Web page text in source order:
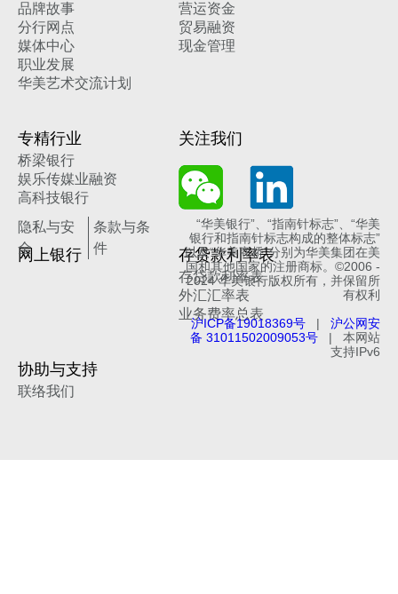
品牌故事
分行网点
媒体中心
职业发展
华美艺术交流计划
营运资金
贸易融资
现金管理
专精行业
桥梁银行
娱乐传媒业融资
高科技银行
网上银行 存贷款利率表
存贷款利率表
外汇汇率表
业务费率总表
协助与支持
联络我们
关注我们
隐私与安
全
条款与条
件
“华美银行”、“指南针标志”、“华美
银行和指南针标志构成的整体标志”
以及“华美商桥”分别为华美集团在美
国和其他国家的注册商标。©2006 -
2024 华美银行版权所有，并保留所
有权利
沪ICP备19018369号 | 沪公网安
备 31011502009053号 | 本网站
支持IPv6